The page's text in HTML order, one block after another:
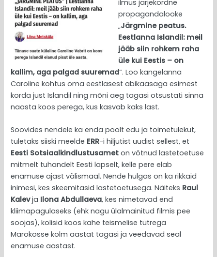
ilmus järjekordne
propagandalooke
„Järgmine peatus.
Eestlanna Islandil: meil
jääb siin rohkem raha
üle kui Eestis – on
kallim, aga palgad suuremad“. Loo kangelanna
Caroline kohtus oma eestlasest abikaasaga esimest
korda just Islandil ning mõni aeg tagasi otsustati sinna
naasta koos perega, kus kasvab kaks last.
Soovides nendele ka enda poolt edu ja toimetulekut,
tuletaks siiski meelde ERR-i hiljutist uudist sellest, et
Eesti Sotsiaalkindlustusamet on võtnud lastetoetuse
mitmelt tuhandelt Eesti lapselt, kelle pere elab
enamuse ajast välismaal. Nende hulgas on ka rikkaid
inimesi, kes skeemitasid lastetoetusega. Näiteks Raul
Kalevja Ilona Abdullaeva, kes nimetavad end
kliimapagulaseks (ehk nagu ülalmainitud filmis pee
soojas), kolisid koos kahe teismelise tütrega
Marokosse kolm aastat tagasi ja veedavad seal
enamuse aastast.